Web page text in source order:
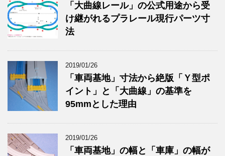
「大曲線レール」の公式用途から受
け継がれるプラレール現行パーツ寸
法
2019/01/26
「車両基地」寸法から絶版「Ｙ型ポ
イント」と「大曲線」の基準を
95mmとした理由
2019/01/26
「車両基地」の幅と「車庫」の幅が